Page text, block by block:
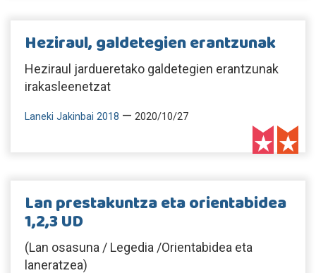
Heziraul, galdetegien erantzunak
Heziraul jardueretako galdetegien erantzunak
irakasleenetzat
Laneki Jakinbai 2018 — 2020/10/27
Lan prestakuntza eta orientabidea
1,2,3 UD
(Lan osasuna / Legedia /Orientabidea eta
laneratzea)